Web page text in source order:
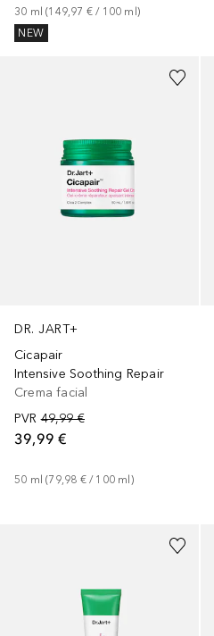
30 ml (149,97 € / 100 ml )
NEW
DR. JART+
Cicapair
Intensive Soothing Repair
Crema facial
PVR 49,99 €
39,99 €
50 ml (79,98 € / 100 ml )